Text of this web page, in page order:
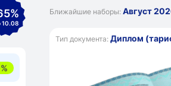
10.08
Ближайшие наборы: Август
Тип документа: Диплом